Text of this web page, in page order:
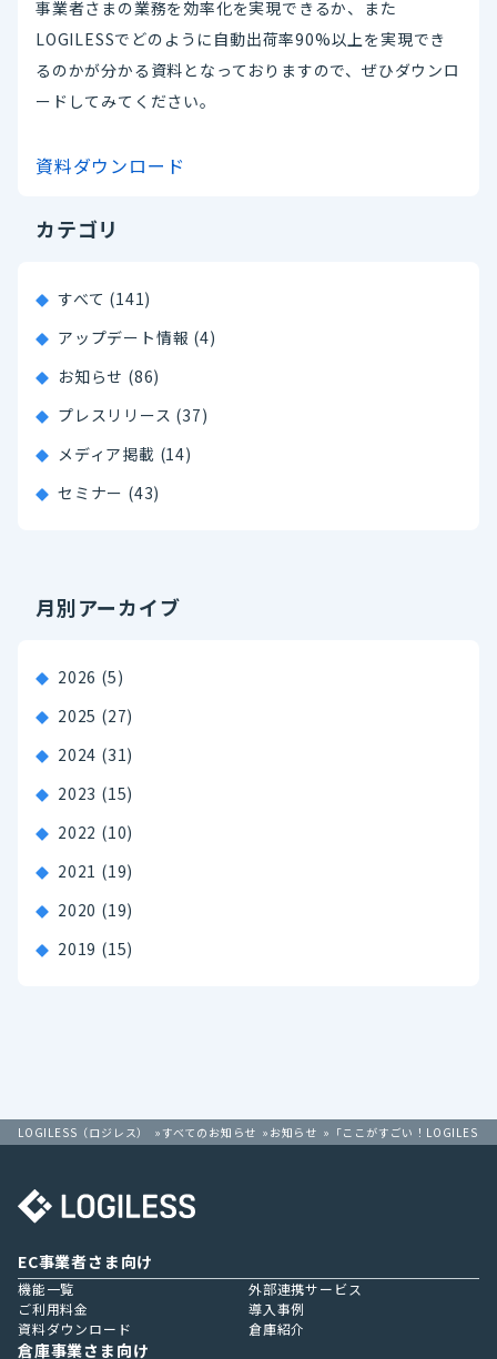
事業者さまの業務を効率化を実現できるか、また
LOGILESSでどのように自動出荷率90%以上を実現でき
るのかが分かる資料となっておりますので、ぜひダウンロ
ードしてみてください。
資料ダウンロード
カテゴリ
すべて (141)
アップデート情報 (4)
お知らせ (86)
プレスリリース (37)
メディア掲載 (14)
セミナー (43)
月別アーカイブ
2026 (5)
2025 (27)
2024 (31)
2023 (15)
2022 (10)
2021 (19)
2020 (19)
2019 (15)
LOGILESS（ロジレス） すべてのお知らせ お知らせ 「ここがすごい！LOGILESS
EC事業者さま向け
機能一覧
外部連携サービス
ご利用料金
導入事例
資料ダウンロード
倉庫紹介
倉庫事業さま向け